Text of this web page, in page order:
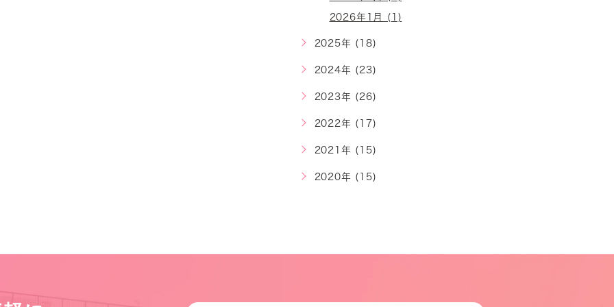
2026年1月 (1)
2025年 (18)
2024年 (23)
2023年 (26)
2022年 (17)
2021年 (15)
2020年 (15)